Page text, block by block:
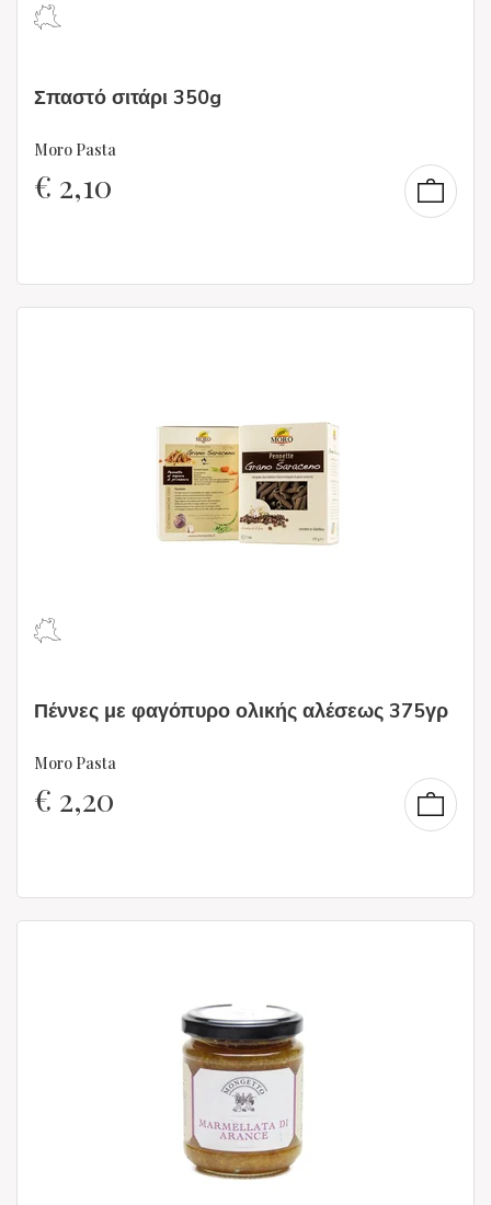
Σπαστό σιτάρι 350g
Moro Pasta
€ 2,10
Πέννες με φαγόπυρο ολικής αλέσεως 375γρ
Moro Pasta
€ 2,20